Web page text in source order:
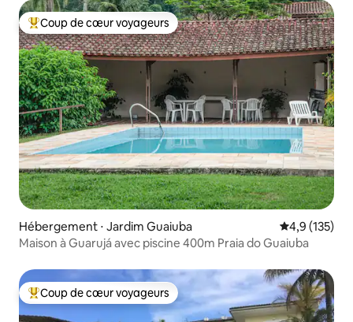
Coups de cœur voyageurs les plus appréciés
Coup de cœur voyageurs
Hébergement ⋅ Jardim Guaiuba Évaluation
4,9 (135)
Maison à Guarujá avec piscine 400m Praia do Guaiuba
Coups de cœur voyageurs les plus appréciés
Coup de cœur voyageurs